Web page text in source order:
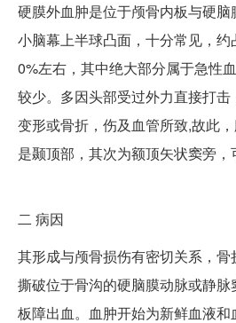
硬膜外血肿是位于颅骨内板与硬
小脑幕上半球凸面，十分常见，
0%左右，其中绝大部分属于急性
较少。多因头部受过外力直接打
变形或骨折，伤及血管所致,故此
是颞顶部，其次为额顶矢状窦旁，
二 病因
其形成与颅骨损伤有密切关系，骨
撕破位于骨沟的硬脑膜动脉或静
板障出血。血肿开始为新鲜血液